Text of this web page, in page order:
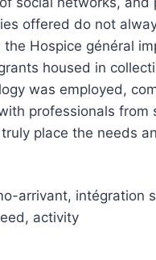
offered do not
Hospice général
housed in
was employed,
professionals
place the needs
arrivant, intégration
activity